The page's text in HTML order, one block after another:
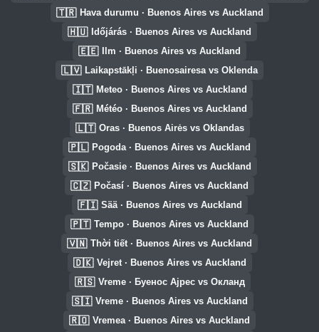
🇹🇷 Hava durumu · Buenos Aires vs Auckland
🇭🇺 Időjárás · Buenos Aires vs Auckland
🇪🇪 Ilm · Buenos Aires vs Auckland
🇱🇻 Laikapstākļi · Buenosairesa vs Oklenda
🇮🇹 Meteo · Buenos Aires vs Auckland
🇫🇷 Météo · Buenos Aires vs Auckland
🇱🇹 Oras · Buenos Airės vs Oklandas
🇵🇱 Pogoda · Buenos Aires vs Auckland
🇸🇰 Počasie · Buenos Aires vs Auckland
🇨🇿 Počasí · Buenos Aires vs Auckland
🇫🇮 Sää · Buenos Aires vs Auckland
🇵🇹 Tempo · Buenos Aires vs Auckland
🇻🇳 Thời tiết · Buenos Aires vs Auckland
🇩🇰 Vejret · Buenos Aires vs Auckland
🇷🇸 Vreme · Буенос Ајрес vs Окланд
🇸🇮 Vreme · Buenos Aires vs Auckland
🇷🇴 Vremea · Buenos Aires vs Auckland